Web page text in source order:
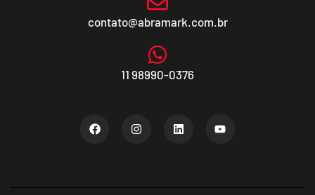
contato@abramark.com.br
11 98990-0376